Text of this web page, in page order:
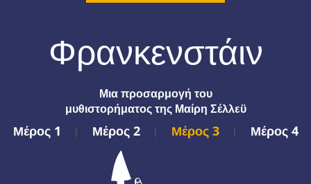
Φρανκενστάιν
Μια προσαρμογή του
μυθιστορήματος της Μαίρη Σέλλεϋ
Μέρος 1 | Μέρος 2 | Μέρος 3 | Μέρος 4